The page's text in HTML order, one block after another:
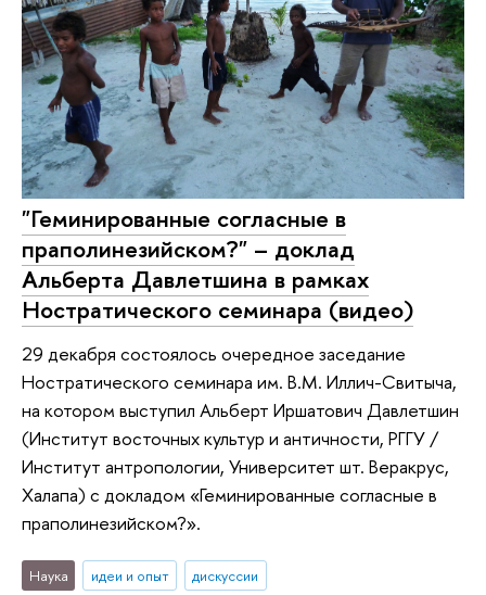
"Геминированные согласные в
праполинезийском?" – доклад
Альберта Давлетшина в рамках
Ностратического семинара (видео)
29 декабря состоялось очередное заседание
Ностратического семинара им. В.М. Иллич-Свитыча,
на котором выступил Альберт Иршатович Давлетшин
(Институт восточных культур и античности, РГГУ /
Институт антропологии, Университет шт. Веракрус,
Халапа) с докладом «Геминированные согласные в
праполинезийском?».
Наука идеи и опыт
дискуссии